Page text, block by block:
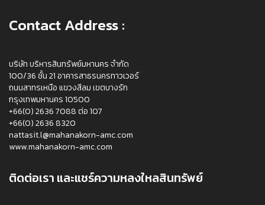
Contact Address :
บริษัท บริหารสินทรัพย์มหานคร จำกัด
100/36 ชั้น 21 อาคารสาธรนครทาวเวอร์
ถนนสาทรเหนือ แขวงสีลม เขตบางรัก
กรุงเทพมหานคร 10500
+66(0) 2636 7088 ต่อ 107
+66(0) 2636 8320
nattasit.l@mahanakorn-amc.com
www.mahanakorn-amc.com
ติดต่อเรา และแชร์ความหลงใหลสินทรัพย์